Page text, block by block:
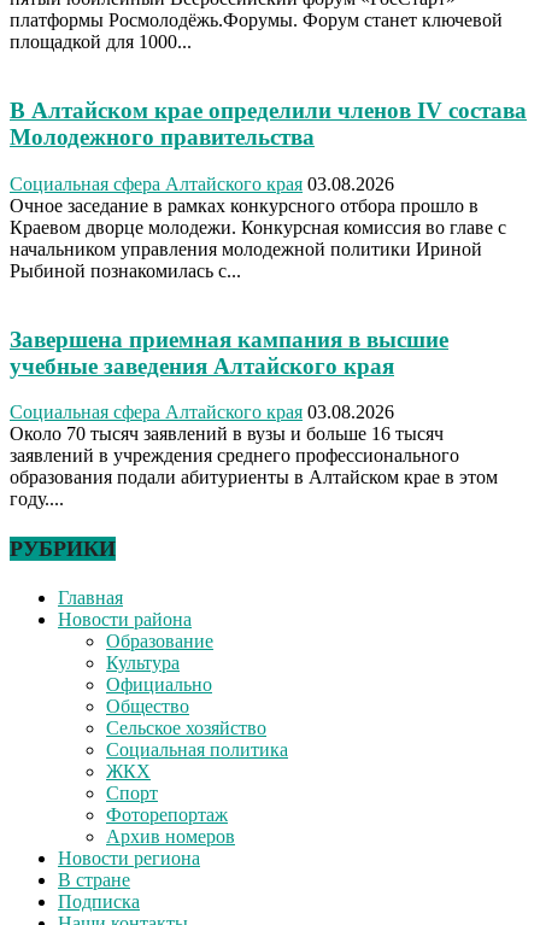
платформы Росмолодёжь.Форумы. Форум станет ключевой
площадкой для 1000...
В Алтайском крае определили членов IV состава
Молодежного правительства
Социальная сфера Алтайского края 03.08.2026
Очное заседание в рамках конкурсного отбора прошло в
Краевом дворце молодежи. Конкурсная комиссия во главе с
начальником управления молодежной политики Ириной
Рыбиной познакомилась с...
Завершена приемная кампания в высшие
учебные заведения Алтайского края
Социальная сфера Алтайского края 03.08.2026
Около 70 тысяч заявлений в вузы и больше 16 тысяч
заявлений в учреждения среднего профессионального
образования подали абитуриенты в Алтайском крае в этом
году....
РУБРИКИ
Главная
Новости района
Образование
Культура
Официально
Общество
Сельское хозяйство
Социальная политика
ЖКХ
Спорт
Фоторепортаж
Архив номеров
Новости региона
В стране
Подписка